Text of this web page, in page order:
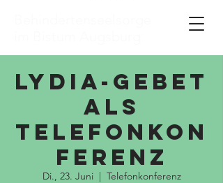
LyDia-Gebet
als
Telefonkon
ferenz
Di., 23. Juni
  |
Telefonkonferenz